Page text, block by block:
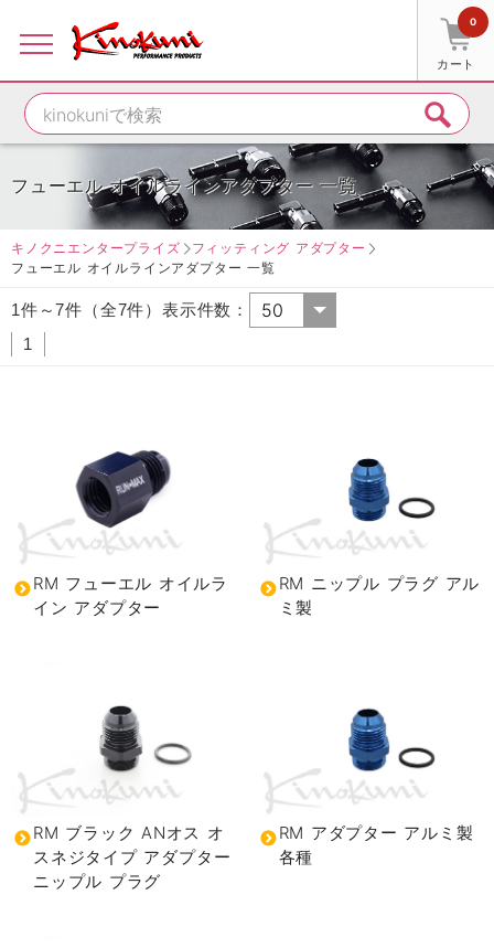
カート
0
フューエル オイルラインアダプター 一覧
キノクニエンタープライズ フィッティング アダプター
フューエル オイルラインアダプター 一覧
1件～7件（全7件）表示件数：
1
RM フューエル オイルラ
イン アダプター
RM ニップル プラグ アル
ミ製
RM ブラック ANオス オ
スネジタイプ アダプター
ニップル プラグ
RM アダプター アルミ製
各種